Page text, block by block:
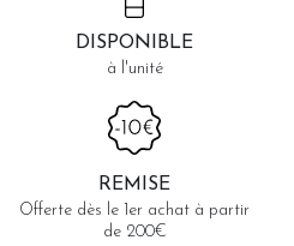
DISPONIBLE
à l'unité
REMISE
Offerte dès le 1er achat à partir
de 200€